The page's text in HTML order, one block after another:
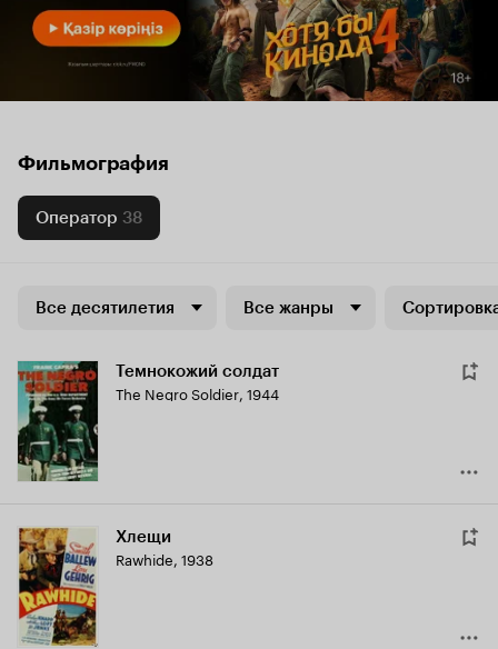
Фильмография
Оператор 38
Все десятилетия Все жанры
Темнокожий солдат
The Negro Soldier, 1944
Хлещи
Rawhide, 1938